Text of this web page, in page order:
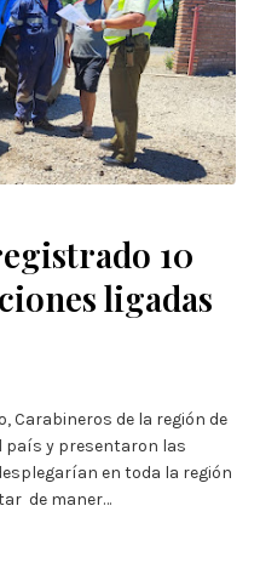
10
ligadas
Carabineros de la región de
país y presentaron las
en toda la región
de maner…